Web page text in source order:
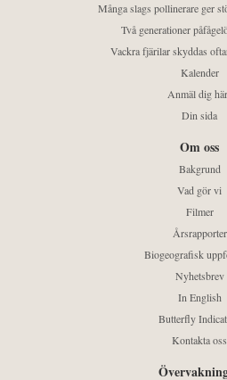
Många slags pollinerare ger
Två generationer
Vackra fjärilar skyddas
Kalender
Anmäl dig
Din sida
Om oss
Bakgrund
Vad gör vi
Filmer
Årsrapporter
Biogeografisk
Nyhetsbrev
In English
Butterfly
Kontakta oss